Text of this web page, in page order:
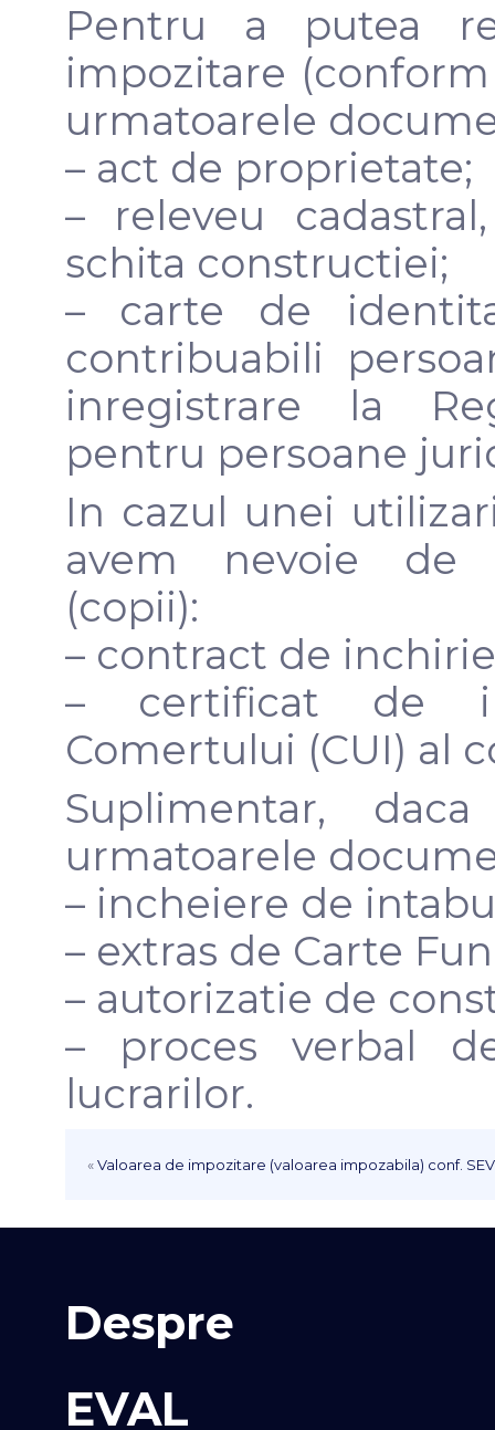
Pentru a putea
impozitare
urmatoarele
– act de proprietate;
– releveu
schita constructiei;
– carte de
contribuabili
inregistrare la
pentru persoane
In cazul unei
avem nevoie de
(copii):
– contract de
– certificat de
Comertului (CUI) al
Suplimentar,
urmatoarele
– incheiere de
– extras de Carte
– autorizatie de
– proces verbal
lucrarilor.
«Valoarea de impozitare (valoarea impozabila) conf. SEV
Despre
EVAL